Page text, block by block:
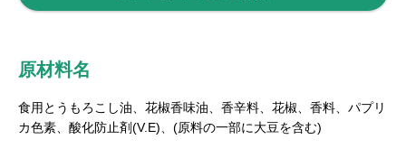
原材料名
食用とうもろこし油、花椒香味油、香辛料、花椒、香料、パプリ
カ色素、酸化防止剤(V.E)、(原料の一部に大豆を含む)